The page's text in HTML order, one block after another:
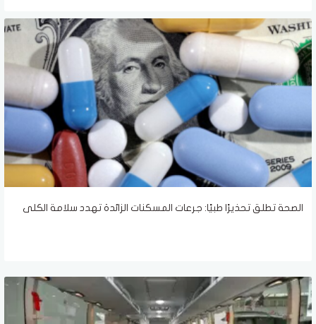
الصحة تطلق تحذيرًا طبيًا: جرعات المسكنات الزائدة تهدد سلامة الكلى